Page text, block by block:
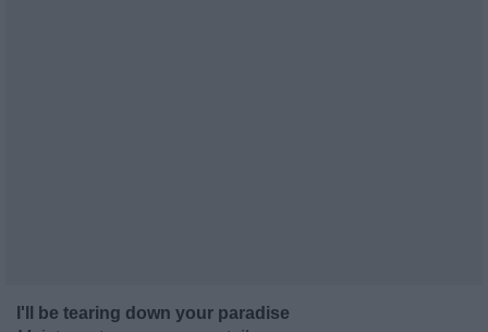
I'll be tearing down your paradise